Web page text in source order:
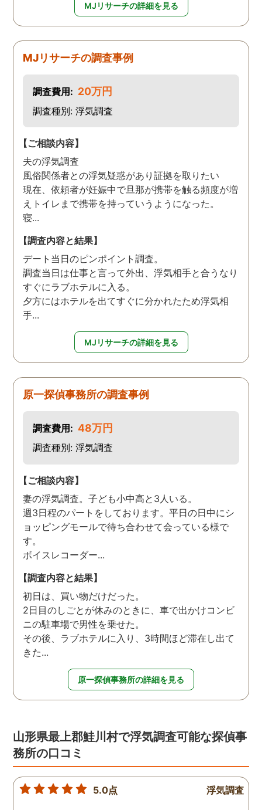
MJリサーチの詳細を見る
MJリサーチの調査事例
調査費用: 20万円
調査種別: 浮気調査
【ご相談内容】
夫の浮気調査
風俗関係者との浮気疑惑があり証拠を取りたい
現在、依頼者が妊娠中で旦那が携帯を触る頻度が増
えトイレまで携帯を持っていうようになった。
寝...
【調査内容と結果】
デート当日のピンポイント調査。
調査当日は仕事と言って外出、浮気相手と合うなり
すぐにラブホテルに入る。
夕方にはホテルを出てすぐに分かれたため浮気相
手...
MJリサーチの詳細を見る
原一探偵事務所の調査事例
調査費用: 48万円
調査種別: 浮気調査
【ご相談内容】
妻の浮気調査。子ども小中高と3人いる。
週3日程のパートをしております。平日の日中にシ
ョッピングモールで待ち合わせて会っている様で
す。
ボイスレコーダー...
【調査内容と結果】
初日は、買い物だけだった。
2日目のしごとが休みのときに、車で出かけコンビ
ニの駐車場で男性を乗せた。
その後、ラブホテルに入り、3時間ほど滞在し出て
きた...
原一探偵事務所の詳細を見る
山形県最上郡鮭川村で浮気調査可能な探偵事
務所の口コミ
5.0点 浮気調査